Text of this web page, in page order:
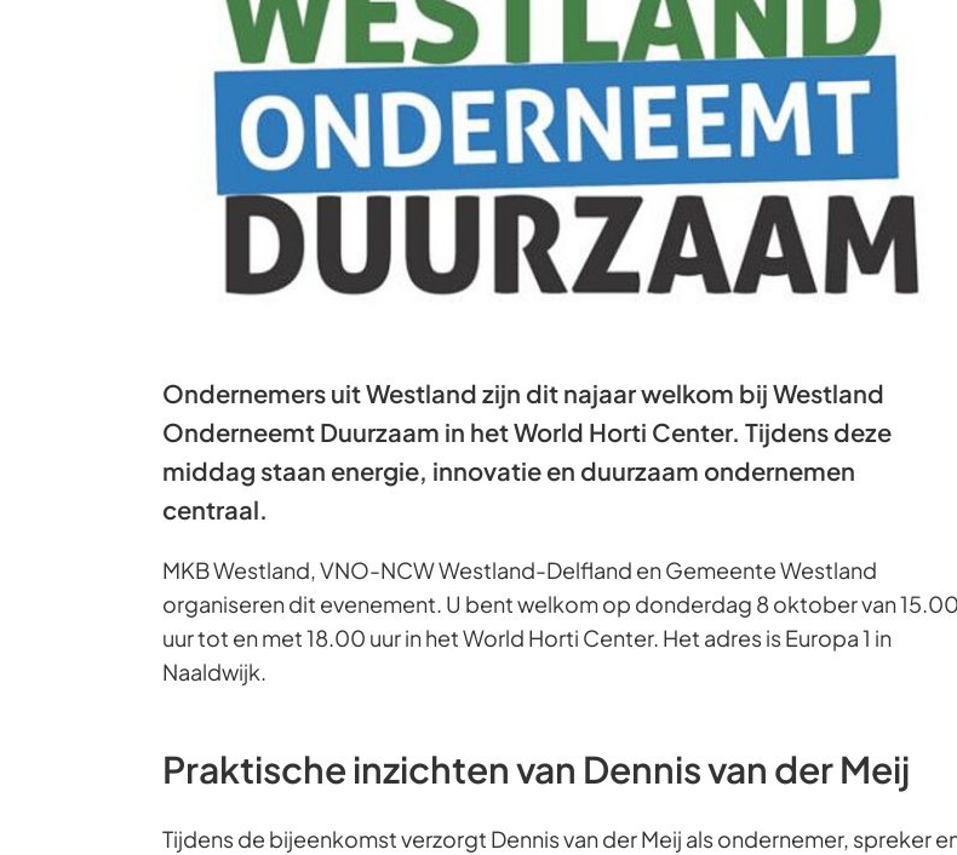
Gebruik
de
enter-
toets
om
een
te
selecteren.
Ondernemers uit Westland zijn dit najaar welkom bij Westland
Onderneemt Duurzaam in het World Horti Center. Tijdens deze
middag staan energie, innovatie en duurzaam ondernemen
centraal.
MKB Westland, VNO-NCW Westland-Delfland en Gemeente Westland
organiseren dit evenement. U bent welkom op donderdag 8 oktober van
uur tot en met 18.00 uur in het World Horti Center. Het adres is Europa 1 in
Naaldwijk.
Praktische inzichten van Dennis van der Meij
Tijdens de bijeenkomst verzorgt Dennis van der Meij als ondernemer, spreker